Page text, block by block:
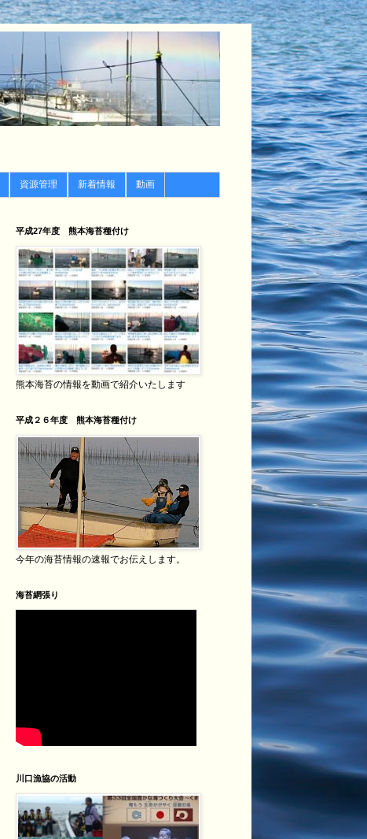
資源管理 新着情報 動画
平成27年度 熊本海苔種付け
熊本海苔の情報を動画で紹介いたします
平成２６年度 熊本海苔種付け
今年の海苔情報の速報でお伝えします。
海苔網張り
川口漁協の活動